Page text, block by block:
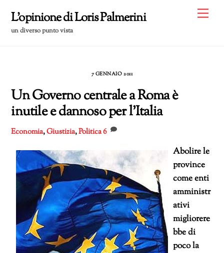
content
L'opinione di Loris Palmerini
un diverso punto vista
7 GENNAIO 2011
Un Governo centrale a Roma è
inutile e dannoso per l’Italia
Economia,Giustizia,Politica6
Abolire le
province
come enti
amministr
ativi
migliorere
bbe di
poco la